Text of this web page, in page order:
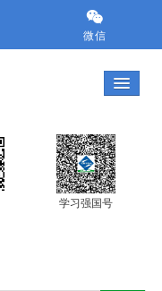
微信
学习强国号